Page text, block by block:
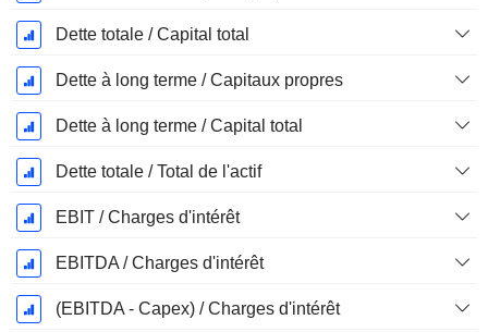
Dette totale / Capital total
Dette à long terme / Capitaux propres
Dette à long terme / Capital total
Dette totale / Total de l'actif
EBIT / Charges d'intérêt
EBITDA / Charges d'intérêt
(EBITDA - Capex) / Charges d'intérêt